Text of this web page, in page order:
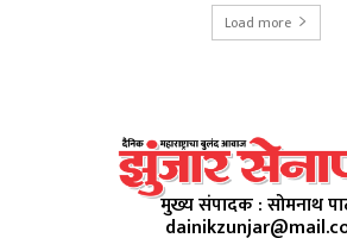
Load more
मुख्य संपादक : सोमनाथ